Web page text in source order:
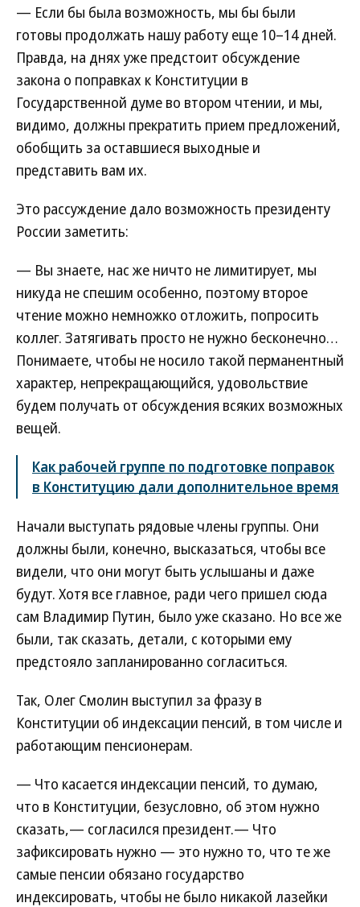
— Если бы была возможность, мы бы были
готовы продолжать нашу работу еще 10–14 дней.
Правда, на днях уже предстоит обсуждение
закона о поправках к Конституции в
Государственной думе во втором чтении, и мы,
видимо, должны прекратить прием предложений,
обобщить за оставшиеся выходные и
представить вам их.
Это рассуждение дало возможность президенту
России заметить:
— Вы знаете, нас же ничто не лимитирует, мы
никуда не спешим особенно, поэтому второе
чтение можно немножко отложить, попросить
коллег. Затягивать просто не нужно бесконечно…
Понимаете, чтобы не носило такой перманентный
характер, непрекращающийся, удовольствие
будем получать от обсуждения всяких возможных
вещей.
Как рабочей группе по подготовке поправок
в Конституцию дали дополнительное время
Начали выступать рядовые члены группы. Они
должны были, конечно, высказаться, чтобы все
видели, что они могут быть услышаны и даже
будут. Хотя все главное, ради чего пришел сюда
сам Владимир Путин, было уже сказано. Но все же
были, так сказать, детали, с которыми ему
предстояло запланированно согласиться.
Так, Олег Смолин выступил за фразу в
Конституции об индексации пенсий, в том числе и
работающим пенсионерам.
— Что касается индексации пенсий, то думаю,
что в Конституции, безусловно, об этом нужно
сказать,— согласился президент.— Что
зафиксировать нужно — это нужно то, что те же
самые пенсии обязано государство
индексировать, чтобы не было никакой лазейки